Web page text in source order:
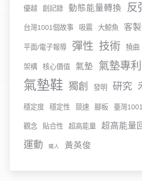
優越 創記錄 動態能量轉換 反
台灣1001個故事 吸震 大鯨魚 客
平面/電子報導 彈性 技術 撓曲
架構 核心價值 氣墊 氣墊專利
氣墊鞋 獨創 發明 研究
穩定度 穩定性 競速 腳板 臺灣
觀念 貼合性 超高能量 超高能量
運動 鐵人 黃英俊